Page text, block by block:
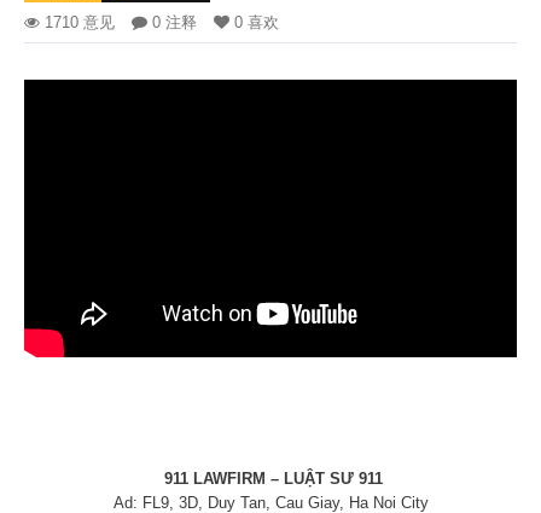
1710 意见
0 注释 0 喜欢
911 LAWFIRM – LUẬT SƯ 911
Ad: FL9, 3D, Duy Tan, Cau Giay, Ha Noi City